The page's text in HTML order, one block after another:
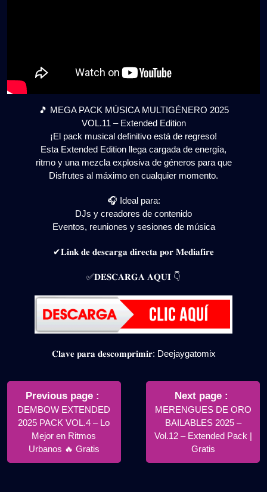
🎵 MEGA PACK MÚSICA MULTIGÉNERO 2025
VOL.11 – Extended Edition
¡El pack musical definitivo está de regreso!
Esta Extended Edition llega cargada de energía,
ritmo y una mezcla explosiva de géneros para que
Disfrutes al máximo en cualquier momento.
🎧 Ideal para:
DJs y creadores de contenido
Eventos, reuniones y sesiones de música
✔𝐋𝐢𝐧𝐤 𝐝𝐞 𝐝𝐞𝐬𝐜𝐚𝐫𝐠𝐚 𝐝𝐢𝐫𝐞𝐜𝐭𝐚 𝐩𝐨𝐫 𝐌𝐞𝐝𝐢𝐚𝐟𝐢𝐫𝐞
✅𝐃𝐄𝐒𝐂𝐀𝐑𝐆𝐀 𝐀𝐐𝐔𝐈 👇
𝐂𝐥𝐚𝐯𝐞 𝐩𝐚𝐫𝐚 𝐝𝐞𝐬𝐜𝐨𝐦𝐩𝐫𝐢𝐦𝐢𝐫: Deejaygatomix
Navegación
entradas
Previous page
Posts
DEMBOW EXTENDED
2025 PACK VOL.4 – Lo
Mejor en Ritmos
Urbanos 🔥 Gratis
Next page
Posts
MERENGUES DE ORO
BAILABLES 2025 –
Vol.12 – Extended Pack |
Gratis